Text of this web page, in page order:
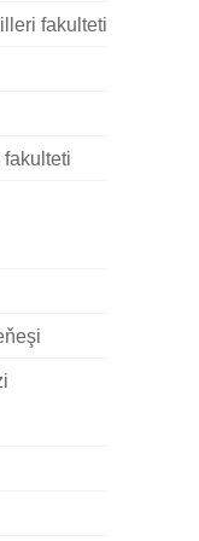
fakulteti